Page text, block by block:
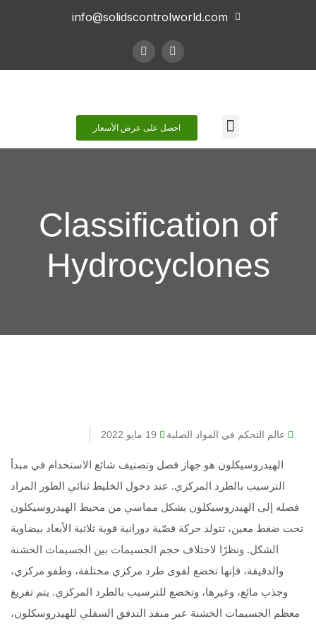
info@solidscontrolworld.com
احصل على عرض الأسعار
Classification of
Hydrocyclones
عالم التحكم في المواد الصلبة 19 مايو 2022
الهيدروسيكلون هو جهاز فصل وتصنيف شائع الاستخدام في مبدأ
الترسيب بالطرد المركزي. عند دخول الخليط ثنائي الطور المراد
فصله إلى الهيدروسيكلون بشكل مماسي من محيط الهيدروسيكلون
تحت ضغط معين، تتولد حركة قصّية دورانية قوية ثلاثية الأبعاد بيضاوية
الشكل. ونظرًا لاختلاف حجم الجسيمات بين الجسيمات الخشنة
والدقيقة، فإنها تخضع لقوى طرد مركزي مختلفة، وطفو مركزي،
وجذب مائع، وغيرها، وتخضع للترسيب بالطرد المركزي. يتم تفريغ
معظم الجسيمات الخشنة عبر منفذ التدفق السفلي للهيدروسكلون،